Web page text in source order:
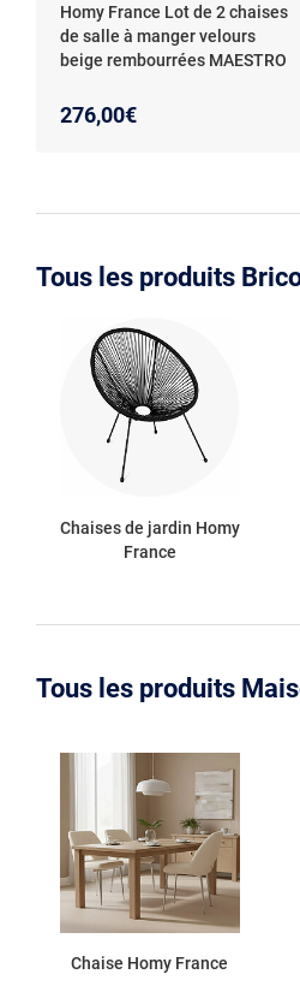
Homy France Lot de 2 chaises
de salle à manger velours
beige rembourrées MAESTRO
276,00€
Tous les produits
Chaises de jardin Homy
France
Tous les produits
Chaise Homy France